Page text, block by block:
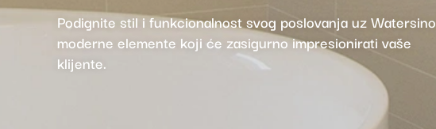
Podignite stil i funkcionalnost svog poslovanja uz Watersino
moderne elemente koji će zasigurno impresionirati vaše
klijente.